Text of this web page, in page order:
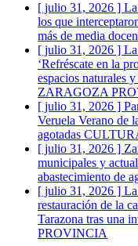
[ julio 31, 2026 ]
los que
más de media
[ julio 31, 2026 ]
‘Refréscate en la
espacios naturales
ZARAGOZA
[ julio 31, 2026 ]
Veruela Verano de
agotadas
[ julio 31, 2026 ]
municipales y
abastecimiento de
[ julio 31, 2026 ]
restauración de la
Tarazona tras una
PROVINCIA